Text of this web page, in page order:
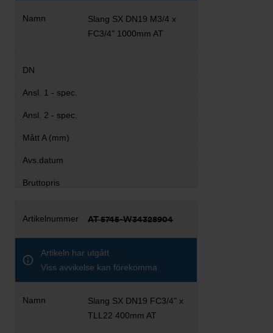
Slang SX DN19 M3/4 x
FC3/4" 1000mm AT
AT 5745-W34328904
Artikeln har utgått
Viss avvikelse kan förekomma
Slang SX DN19 FC3/4" x
TLL22 400mm AT